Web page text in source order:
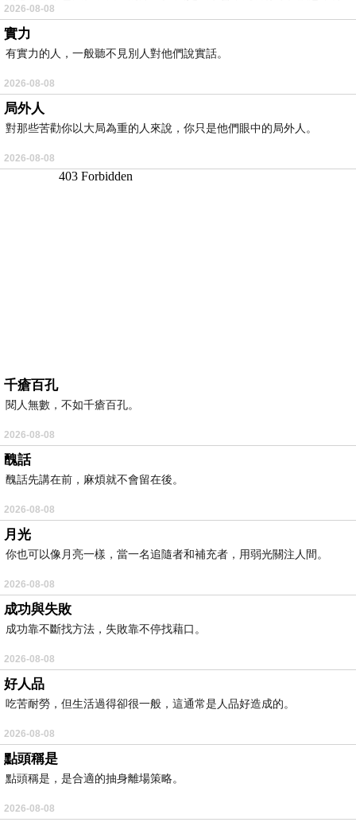
2026-08-08
實力
有實力的人，一般聽不見別人對他們說實話。
2026-08-08
局外人
對那些苦勸你以大局為重的人來說，你只是他們眼中的局外人。
2026-08-08
千瘡百孔
閱人無數，不如千瘡百孔。
2026-08-08
醜話
醜話先講在前，麻煩就不會留在後。
2026-08-08
月光
你也可以像月亮一樣，當一名追隨者和補充者，用弱光關注人間。
2026-08-08
成功與失敗
成功靠不斷找方法，失敗靠不停找藉口。
2026-08-08
好人品
吃苦耐勞，但生活過得卻很一般，這通常是人品好造成的。
2026-08-08
點頭稱是
點頭稱是，是合適的抽身離場策略。
2026-08-08